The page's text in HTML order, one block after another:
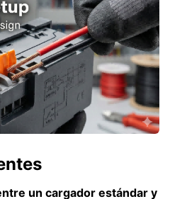
un cargador estándar y